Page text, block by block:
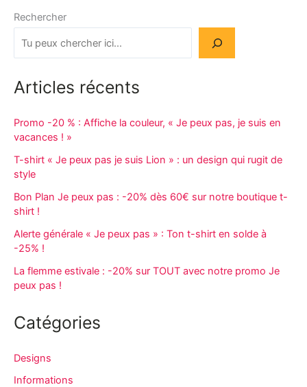
Rechercher
Articles récents
Promo -20 % : Affiche la couleur, « Je peux pas, je suis en
vacances ! »
T-shirt « Je peux pas je suis Lion » : un design qui rugit de
style
Bon Plan Je peux pas : -20% dès 60€ sur notre boutique t-
shirt !
Alerte générale « Je peux pas » : Ton t-shirt en solde à
-25% !
La flemme estivale : -20% sur TOUT avec notre promo Je
peux pas !
Catégories
Designs
Informations